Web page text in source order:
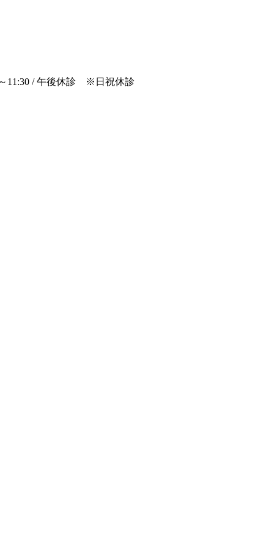
～11:30 / 午後休診 ※日祝休診